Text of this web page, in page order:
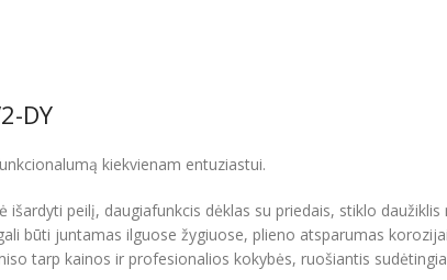
DY
kiekvienam entuziastui.
peilį, daugiafunkcis dėklas su priedais, stiklo
būti juntamas ilguose žygiuose, plieno atsparumas
tarp kainos ir profesionalios kokybės, ruošiantis